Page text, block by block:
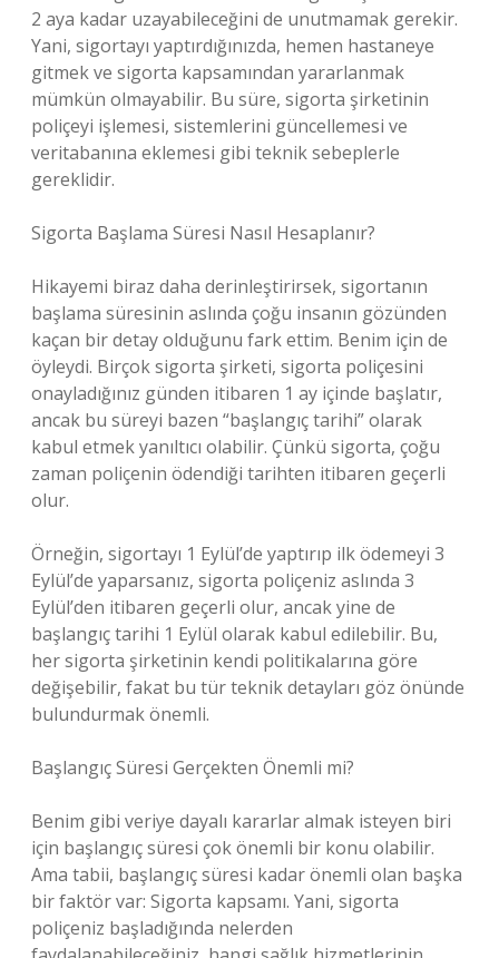
2 aya kadar uzayabileceğini de unutmamak gerekir.
Yani, sigortayı yaptırdığınızda, hemen hastaneye
gitmek ve sigorta kapsamından yararlanmak
mümkün olmayabilir. Bu süre, sigorta şirketinin
poliçeyi işlemesi, sistemlerini güncellemesi ve
veritabanına eklemesi gibi teknik sebeplerle
gereklidir.
Sigorta Başlama Süresi Nasıl Hesaplanır?
Hikayemi biraz daha derinleştirirsek, sigortanın
başlama süresinin aslında çoğu insanın gözünden
kaçan bir detay olduğunu fark ettim. Benim için de
öyleydi. Birçok sigorta şirketi, sigorta poliçesini
onayladığınız günden itibaren 1 ay içinde başlatır,
ancak bu süreyi bazen “başlangıç tarihi” olarak
kabul etmek yanıltıcı olabilir. Çünkü sigorta, çoğu
zaman poliçenin ödendiği tarihten itibaren geçerli
olur.
Örneğin, sigortayı 1 Eylül’de yaptırıp ilk ödemeyi 3
Eylül’de yaparsanız, sigorta poliçeniz aslında 3
Eylül’den itibaren geçerli olur, ancak yine de
başlangıç tarihi 1 Eylül olarak kabul edilebilir. Bu,
her sigorta şirketinin kendi politikalarına göre
değişebilir, fakat bu tür teknik detayları göz önünde
bulundurmak önemli.
Başlangıç Süresi Gerçekten Önemli mi?
Benim gibi veriye dayalı kararlar almak isteyen biri
için başlangıç süresi çok önemli bir konu olabilir.
Ama tabii, başlangıç süresi kadar önemli olan başka
bir faktör var: Sigorta kapsamı. Yani, sigorta
poliçeniz başladığında nelerden